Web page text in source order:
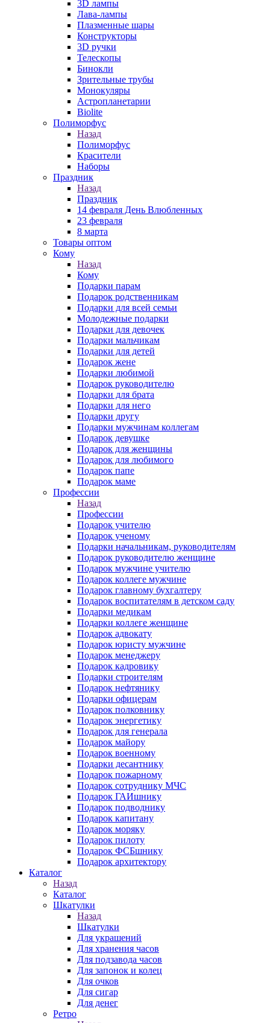
3D лампы
Лава-лампы
Плазменные шары
Конструкторы
3D ручки
Телескопы
Бинокли
Зрительные трубы
Монокуляры
Астропланетарии
Biolite
Полиморфус
Назад
Полиморфус
Красители
Наборы
Праздник
Назад
Праздник
14 февраля День Влюбленных
23 февраля
8 марта
Товары оптом
Кому
Назад
Кому
Подарки парам
Подарок родственникам
Подарки для всей семьи
Молодежные подарки
Подарки для девочек
Подарки мальчикам
Подарки для детей
Подарок жене
Подарки любимой
Подарок руководителю
Подарки для брата
Подарки для него
Подарки другу
Подарки мужчинам коллегам
Подарок девушке
Подарок для женщины
Подарок для любимого
Подарок папе
Подарок маме
Профессии
Назад
Профессии
Подарок учителю
Подарок ученому
Подарки начальникам, руководителям
Подарок руководителю женщине
Подарок мужчине учителю
Подарок коллеге мужчине
Подарок главному бухгалтеру
Подарок воспитателям в детском саду
Подарки медикам
Подарки коллеге женщине
Подарок адвокату
Подарок юристу мужчине
Подарок менеджеру
Подарок кадровику
Подарки строителям
Подарок нефтянику
Подарки офицерам
Подарок полковнику
Подарок энергетику
Подарок для генерала
Подарок майору
Подарок военному
Подарки десантнику
Подарок пожарному
Подарок сотруднику МЧС
Подарок ГАИшнику
Подарок подводнику
Подарок капитану
Подарок моряку
Подарок пилоту
Подарок ФСБшнику
Подарок архитектору
Каталог
Назад
Каталог
Шкатулки
Назад
Шкатулки
Для украшений
Для хранения часов
Для подзавода часов
Для запонок и колец
Для очков
Для сигар
Для денег
Ретро